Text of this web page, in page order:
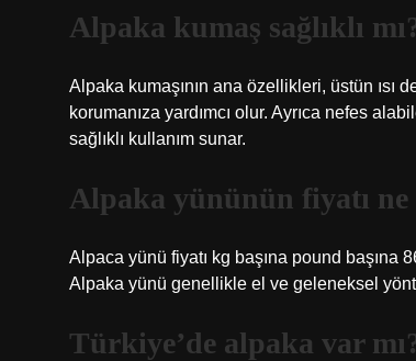
Alpaka kumaş sağlıklı
Alpaka kumaşının ana özellikleri, üstün ısı
korumanıza yardımcı olur. Ayrıca nefes
sağlıklı kullanım sunar.
Alpaka yününün fiyatı
Alpaca yünü fiyatı kg başına pound başına
Alpaka yünü genellikle el ve geleneksel
Türkiye’de alpaka var